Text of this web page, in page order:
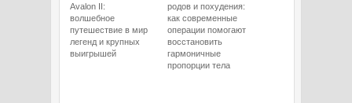
Avalon II:
волшебное
путешествие в мир
легенд и крупных
выигрышей
родов и похудения:
как современные
операции помогают
восстановить
гармоничные
пропорции тела